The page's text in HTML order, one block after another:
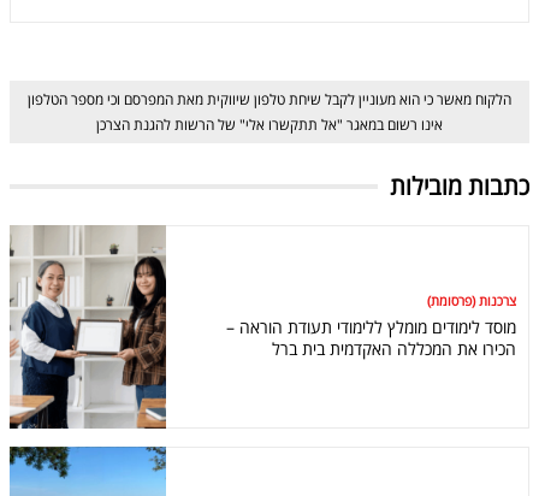
הלקוח מאשר כי הוא מעוניין לקבל שיחת טלפון שיווקית מאת המפרסם וכי מספר הטלפון
אינו רשום במאגר "אל תתקשרו אלי" של הרשות להגנת הצרכן
כתבות מובילות
צרכנות (פרסומת)
מוסד לימודים מומלץ ללימודי תעודת הוראה –
הכירו את המכללה האקדמית בית ברל